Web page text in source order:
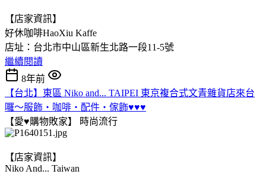
【店家資訊】
好休咖啡HaoXiu Kaffe
店址：台北市中山區新生北路一段11-5號
繼續閱讀
8年前
【台北】東區 Niko and... TAIPEI 東京複合式文青雜貨店來台
囉～服飾‧咖啡‧配件‧傢飾♥♥♥
【愛♥購物敗家】
時尚流行
【店家資訊】
Niko And... Taiwan